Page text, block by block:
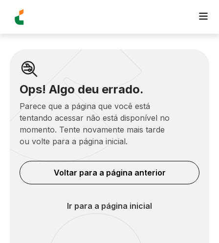
Ops! Algo deu errado.
Parece que a página que você está
tentando acessar não está disponível no
momento. Tente novamente mais tarde
ou volte para a página inicial.
Voltar para a página anterior
Ir para a página inicial